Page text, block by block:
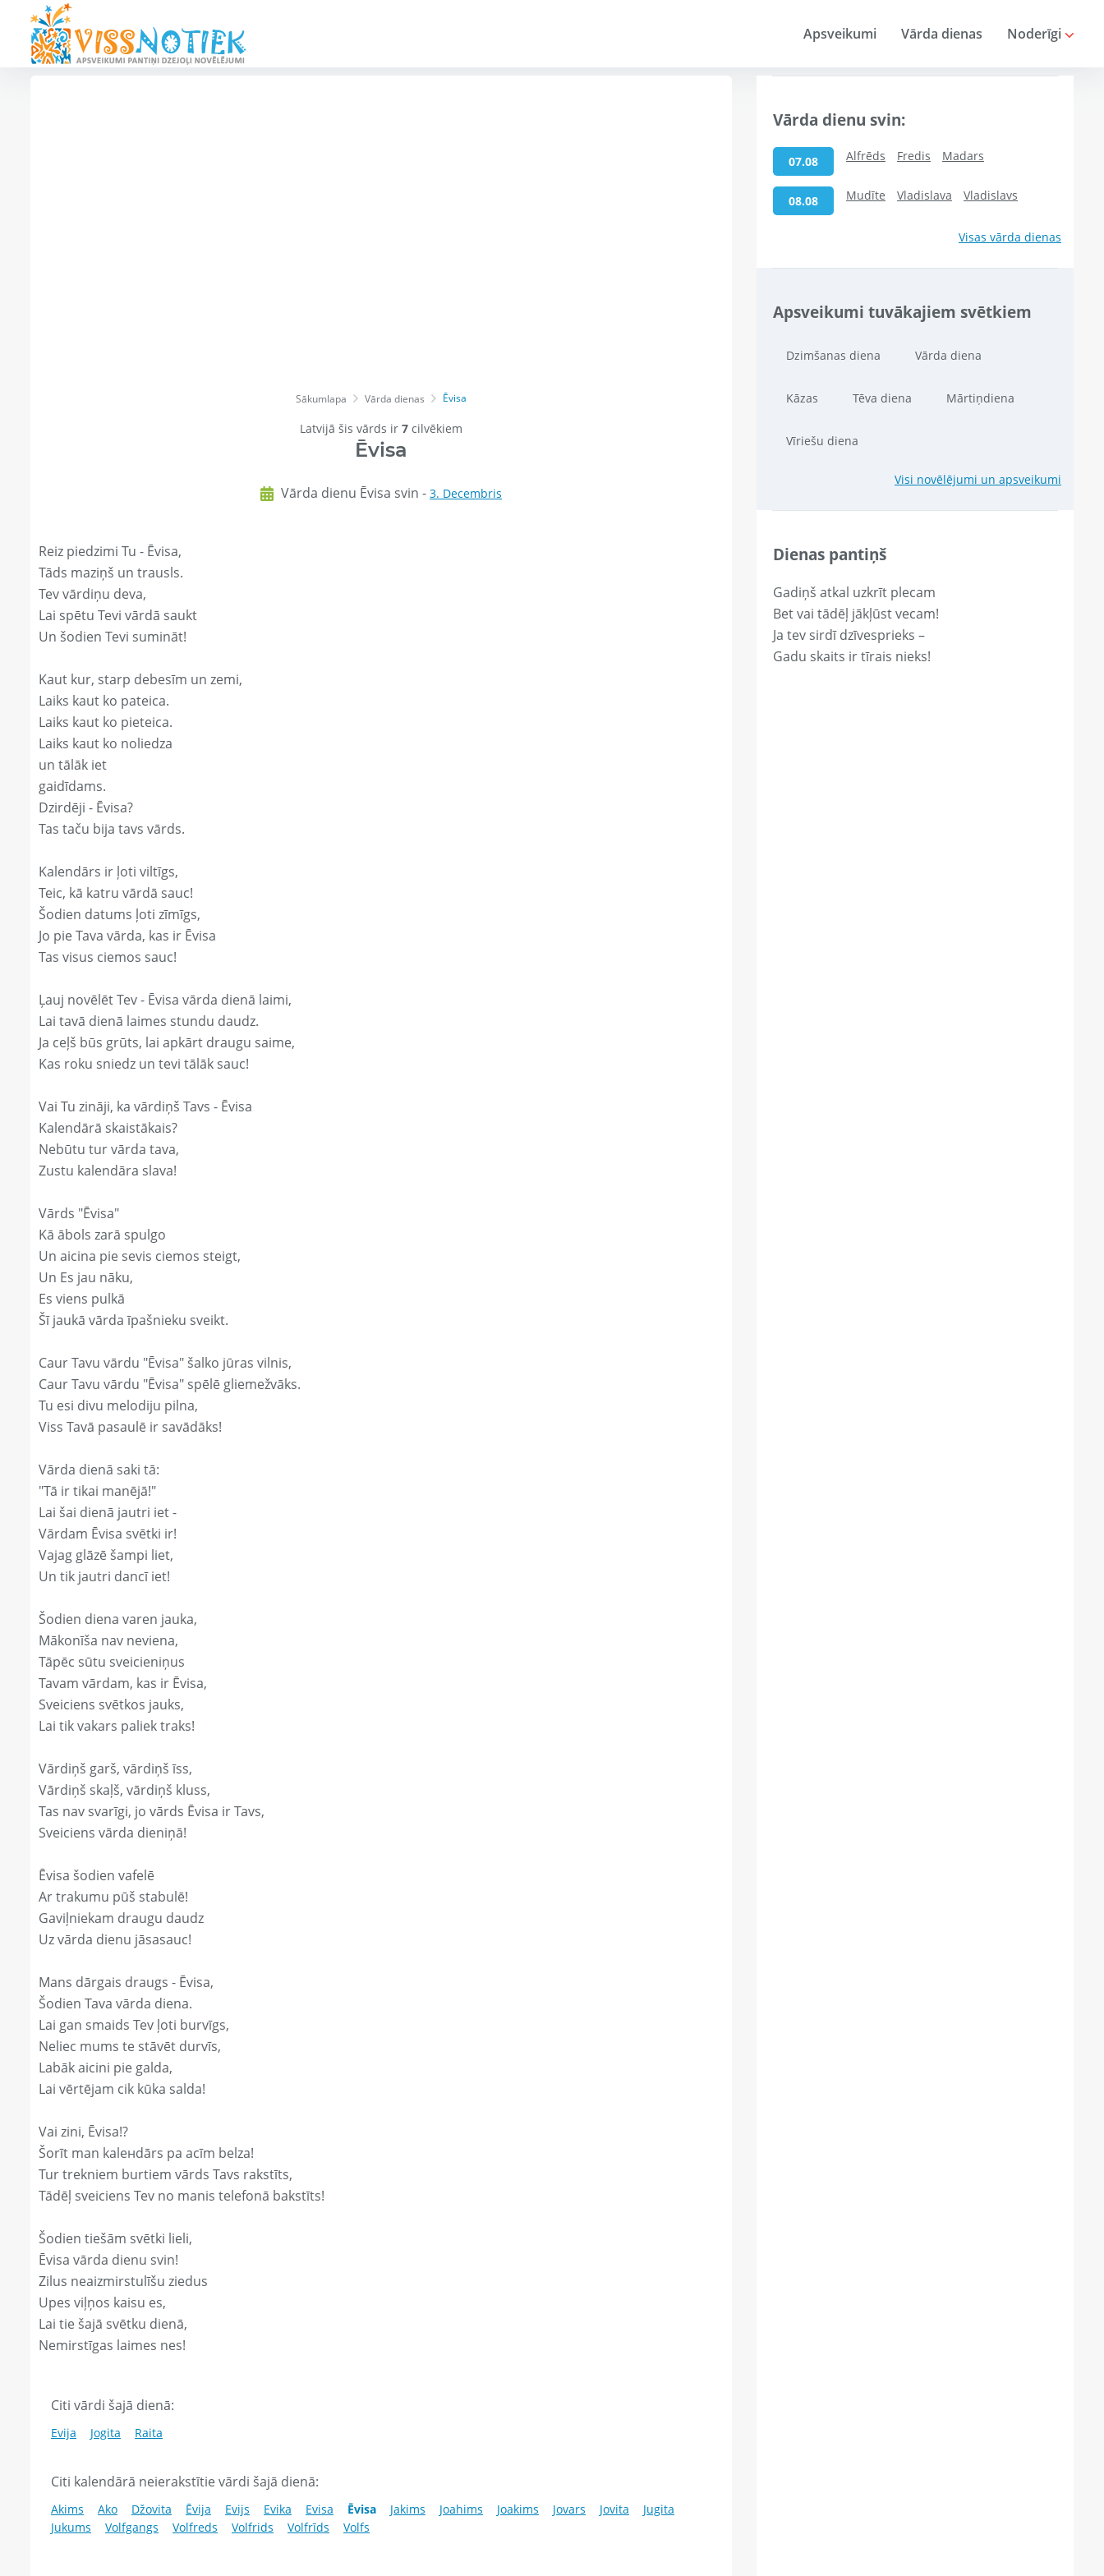
Apsveikumi Vārda dienas Noderīgi
Sākumlapa Vārda dienas Ēvisa
Latvijā šis vārds ir 7 cilvēkiem
Ēvisa
Vārda dienu Ēvisa svin - 3. Decembris
Reiz piedzimi Tu - Ēvisa,
Tāds maziņš un trausls.
Tev vārdiņu deva,
Lai spētu Tevi vārdā saukt
Un šodien Tevi sumināt!
Kaut kur, starp debesīm un zemi,
Laiks kaut ko pateica.
Laiks kaut ko pieteica.
Laiks kaut ko noliedza
un tālāk iet
gaidīdams.
Dzirdēji - Ēvisa?
Tas taču bija tavs vārds.
Kalendārs ir ļoti viltīgs,
Teic, kā katru vārdā sauc!
Šodien datums ļoti zīmīgs,
Jo pie Tava vārda, kas ir Ēvisa
Tas visus ciemos sauc!
Ļauj novēlēt Tev - Ēvisa vārda dienā laimi,
Lai tavā dienā laimes stundu daudz.
Ja ceļš būs grūts, lai apkārt draugu saime,
Kas roku sniedz un tevi tālāk sauc!
Vai Tu zināji, ka vārdiņš Tavs - Ēvisa
Kalendārā skaistākais?
Nebūtu tur vārda tava,
Zustu kalendāra slava!
Vārds "Ēvisa"
Kā ābols zarā spulgo
Un aicina pie sevis ciemos steigt,
Un Es jau nāku,
Es viens pulkā
Šī jaukā vārda īpašnieku sveikt.
Caur Tavu vārdu "Ēvisa" šalko jūras vilnis,
Caur Tavu vārdu "Ēvisa" spēlē gliemežvāks.
Tu esi divu melodiju pilna,
Viss Tavā pasaulē ir savādāks!
Vārda dienā saki tā:
"Tā ir tikai manējā!"
Lai šai dienā jautri iet -
Vārdam Ēvisa svētki ir!
Vajag glāzē šampi liet,
Un tik jautri dancī iet!
Šodien diena varen jauka,
Mākonīša nav neviena,
Tāpēc sūtu sveicieniņus
Tavam vārdam, kas ir Ēvisa,
Sveiciens svētkos jauks,
Lai tik vakars paliek traks!
Vārdiņš garš, vārdiņš īss,
Vārdiņš skaļš, vārdiņš kluss,
Tas nav svarīgi, jo vārds Ēvisa ir Tavs,
Sveiciens vārda dieniņā!
Ēvisa šodien vafelē
Ar trakumu pūš stabulē!
Gaviļniekam draugu daudz
Uz vārda dienu jāsasauc!
Mans dārgais draugs - Ēvisa,
Šodien Tava vārda diena.
Lai gan smaids Tev ļoti burvīgs,
Neliec mums te stāvēt durvīs,
Labāk aicini pie galda,
Lai vērtējam cik kūka salda!
Vai zini, Ēvisa!?
Šorīt man kaleнdārs pa acīm belza!
Tur trekniem burtiem vārds Tavs rakstīts,
Tādēļ sveiciens Tev no manis telefonā bakstīts!
Šodien tiešām svētki lieli,
Ēvisa vārda dienu svin!
Zilus neaizmirstulīšu ziedus
Upes viļņos kaisu es,
Lai tie šajā svētku dienā,
Nemirstīgas laimes nes!
Citi vārdi šajā dienā:
Evija Jogita Raita
Citi kalendārā neierakstītie vārdi šajā dienā:
Akims Ako Džovita Ēvija Evijs Evika Evisa Ēvisa Jakims Joahims Joakims Jovars Jovita
Jugita
Jukums
Volfgangs Volfreds Volfrids Volfrīds Volfs
Vārda dienu svin:
07.08 Alfrēds Fredis Madars
08.08 Mudīte Vladislava Vladislavs
Visas vārda dienas
Apsveikumi tuvākajiem svētkiem
Dzimšanas diena Vārda diena
Kāzas Tēva diena Mārtiņdiena
Vīriešu diena
Visi novēlējumi un apsveikumi
Dienas pantiņš
Gadiņš atkal uzkrīt plecam
Bet vai tādēļ jākļūst vecam!
Ja tev sirdī dzīvesprieks –
Gadu skaits ir tīrais nieks!